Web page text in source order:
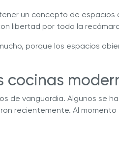
un concepto de espacios
libertad por toda la
porque los espacios
cocinas
de vanguardia. Algunos se
recientemente. Al momento